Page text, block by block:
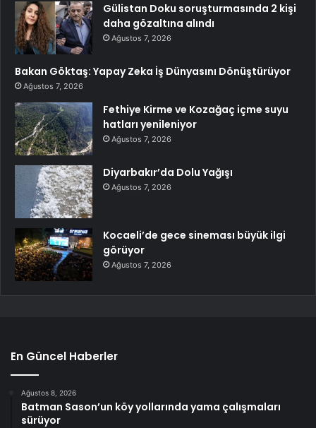
Gülistan Doku soruşturmasında 2 kişi
daha gözaltına alındı
Ağustos 7, 2026
Bakan Göktaş: Yapay Zeka İş Dünyasını Dönüştürüyor
Ağustos 7, 2026
Fethiye Kirme ve Kozağaç içme suyu
hatları yenileniyor
Ağustos 7, 2026
Diyarbakır’da Dolu Yağışı
Ağustos 7, 2026
Kocaeli’de gece sineması büyük ilgi
görüyor
Ağustos 7, 2026
En Güncel Haberler
Ağustos 8, 2026
Batman Sason’un köy yollarında yama çalışmaları
sürüyor